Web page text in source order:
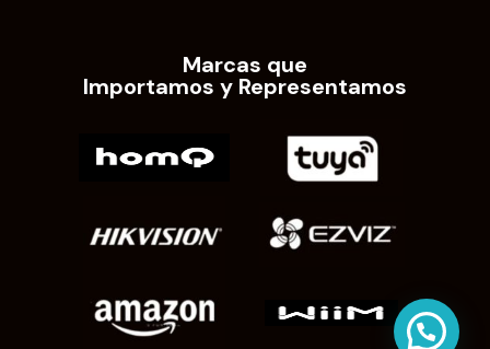
Marcas que
Importamos y Representamos
Contáctanos por WhatsApp